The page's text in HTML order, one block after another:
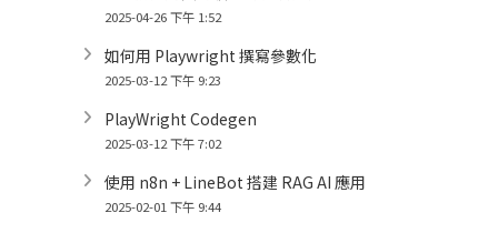
2025-04-26 下午 1:52
如何用 Playwright 撰寫參數化
2025-03-12 下午 9:23
PlayWright Codegen
2025-03-12 下午 7:02
使用 n8n + LineBot 搭建 RAG AI 應用
2025-02-01 下午 9:44